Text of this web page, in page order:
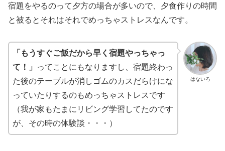
宿題をやるのって夕方の場合が多いので、夕食作りの時間
と被るとそれはそれでめっちゃストレスなんです。
はないろ
「もうすぐご飯だから早く宿題やっちゃっ
て！」
ってことにもなりますし、宿題終わっ
た後のテーブルが消しゴムのカスだらけにな
っていたりするのもめっちゃストレスです
（我が家もたまにリビング学習してたのです
が、その時の体験談・・・）